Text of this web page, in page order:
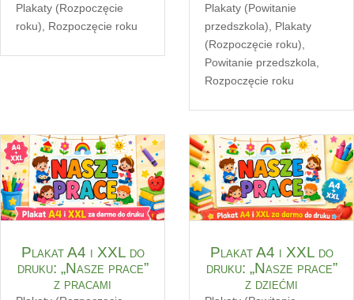
Plakaty (Rozpoczęcie
roku)
Rozpoczęcie roku
Plakaty (Powitanie
przedszkola)
Plakaty
(Rozpoczęcie roku)
Powitanie przedszkola
Rozpoczęcie roku
Plakat A4 i XXL do
druku: „Nasze prace”
z pracami
Plakat A4 i XXL do
druku: „Nasze prace”
z dziećmi